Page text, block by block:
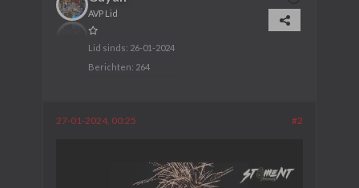
AVP Lid
Lid sinds: 26-01-2024
Berichten: 264
#2
27-01-2024, 00:25